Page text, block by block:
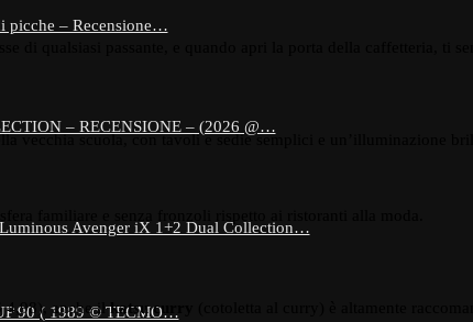
picche – Recensione…
– RECENSIONE – (2026 @…
Avenger iX 1+2 Dual Collection…
90 ( 1989 © TECMO…
di qualsiasi passante, e quando apri la porta della caffetteria, ti
vecchia scuola, con tavoli e sedie semplici e un’illuminazione
familiare e senza fronzoli rispetto ai ristoranti alla moda.
anche il katsu curry (cotoletta al curry) è altamente